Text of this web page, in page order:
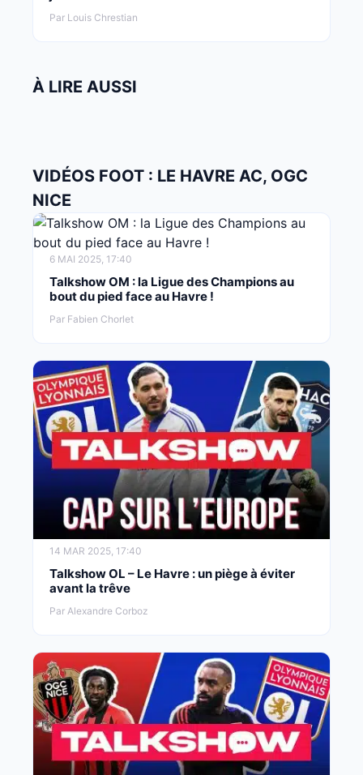
Par Louis Chrestian
À LIRE AUSSI
VIDÉOS FOOT : LE HAVRE AC, OGC
NICE
6 MAI 2025, 17:40
Talkshow OM : la Ligue des Champions au
bout du pied face au Havre !
Par Fabien Chorlet
14 MAR 2025, 17:40
Talkshow OL – Le Havre : un piège à éviter
avant la trêve
Par Alexandre Corboz